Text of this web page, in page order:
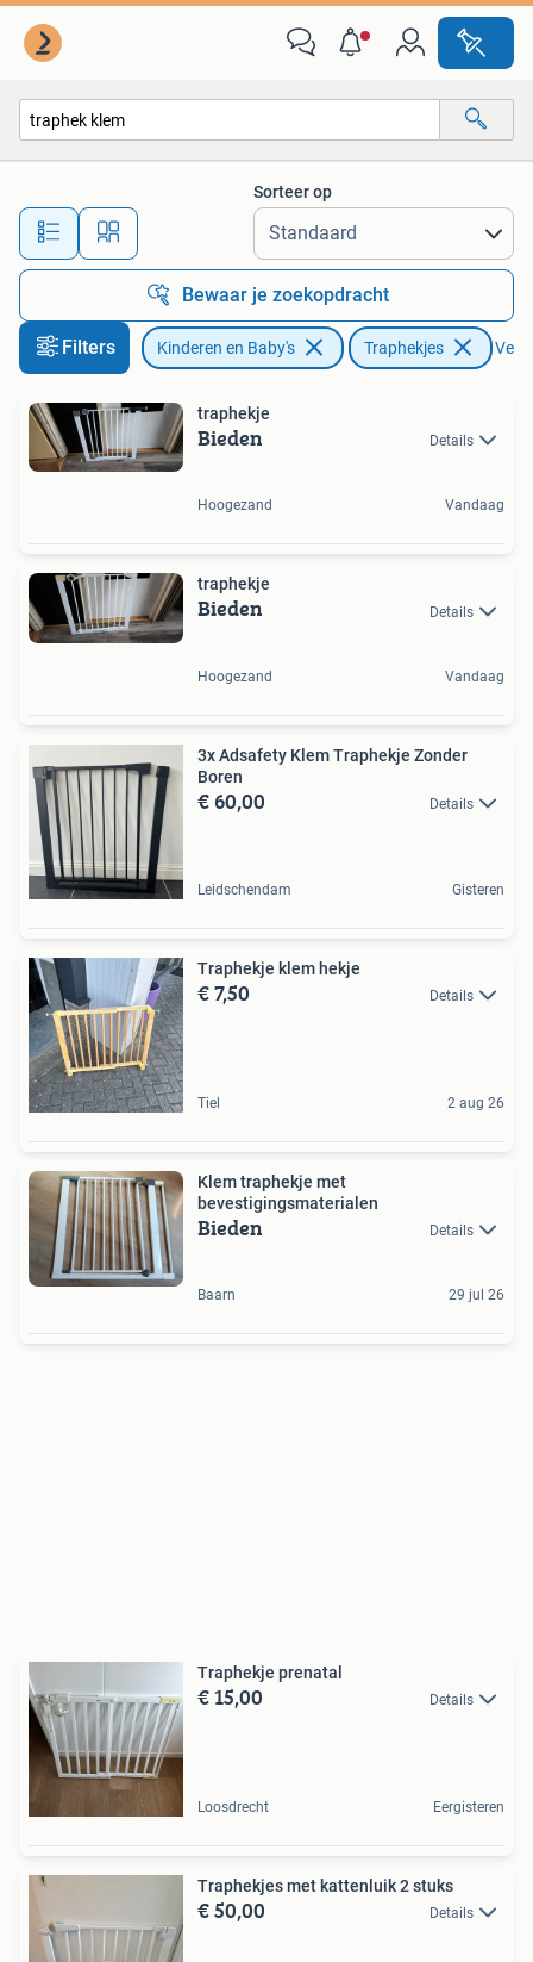
Alle afstanden…
Sorteer op
Bewaar je zoekopdracht
Filters Kinderen en Baby's Traphekjes
traphekje
Bieden Details
Hoogezand Vandaag
traphekje
Bieden Details
Hoogezand Vandaag
3x Adsafety Klem Traphekje Zonder
Boren
€ 60,00 Details
Leidschendam Gisteren
Traphekje klem hekje
€ 7,50 Details
Tiel 2 aug 26
Klem traphekje met
bevestigingsmaterialen
Bieden Details
Baarn 29 jul 26
Traphekje prenatal
€ 15,00 Details
Loosdrecht Eergisteren
Traphekjes met kattenluik 2 stuks
€ 50,00 Details